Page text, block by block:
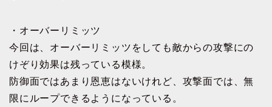
・オーバーリミッツ
今回は、オーバーリミッツをしても敵からの攻撃にの
けぞり効果は残っている模様。
防御面ではあまり恩恵はないけれど、攻撃面では、無
限にループできるようになっている。